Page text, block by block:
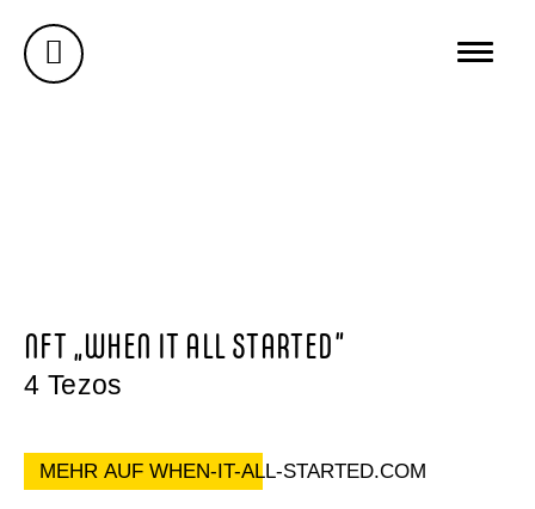
NFT „WHEN IT ALL STARTED“
4 Tezos
MEHR AUF WHEN-IT-ALL-STARTED.COM